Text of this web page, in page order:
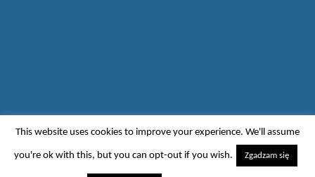
Centrum Studiów Polarnych / Centre for Polar Studies | Oparte na Mantra
This website uses cookies to improve your experience. We'll assume
you're ok with this, but you can opt-out if you wish. Zgadzam się